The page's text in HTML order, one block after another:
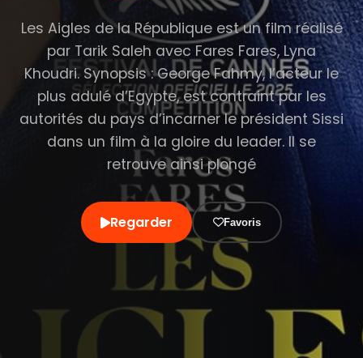
Les Aigles de la République est un film réalisé
par Tarik Saleh avec Fares Fares, Lyna
Khoudri. Synopsis : George Fahmy, l’acteur le
plus adulé d’Egypte, est contraint par les
autorités du pays d’incarner le président Sissi
dans un film à la gloire du leader. Il se
retrouve ainsi plongé
Regarder Favoris